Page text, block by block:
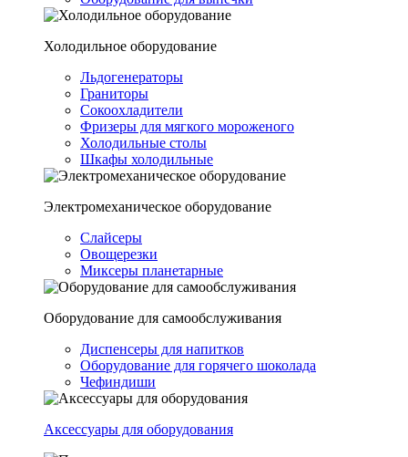
Холодильное оборудование
Льдогенераторы
Граниторы
Сокоохладители
Фризеры для мягкого мороженого
Холодильные столы
Шкафы холодильные
Электромеханическое оборудование
Слайсеры
Овощерезки
Миксеры планетарные
Оборудование для самообслуживания
Диспенсеры для напитков
Оборудование для горячего шоколада
Чефиндиши
Аксессуары для оборудования